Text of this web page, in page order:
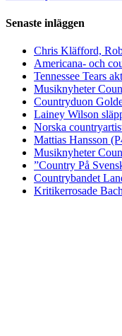
Senaste inläggen
Chris Kläfford,
Americana- och
Tennessee Tears
Musiknyheter
Countryduon
Lainey Wilson
Norska
Mattias Hansson
Musiknyheter
”Country På
Countrybandet
Kritikerrosade